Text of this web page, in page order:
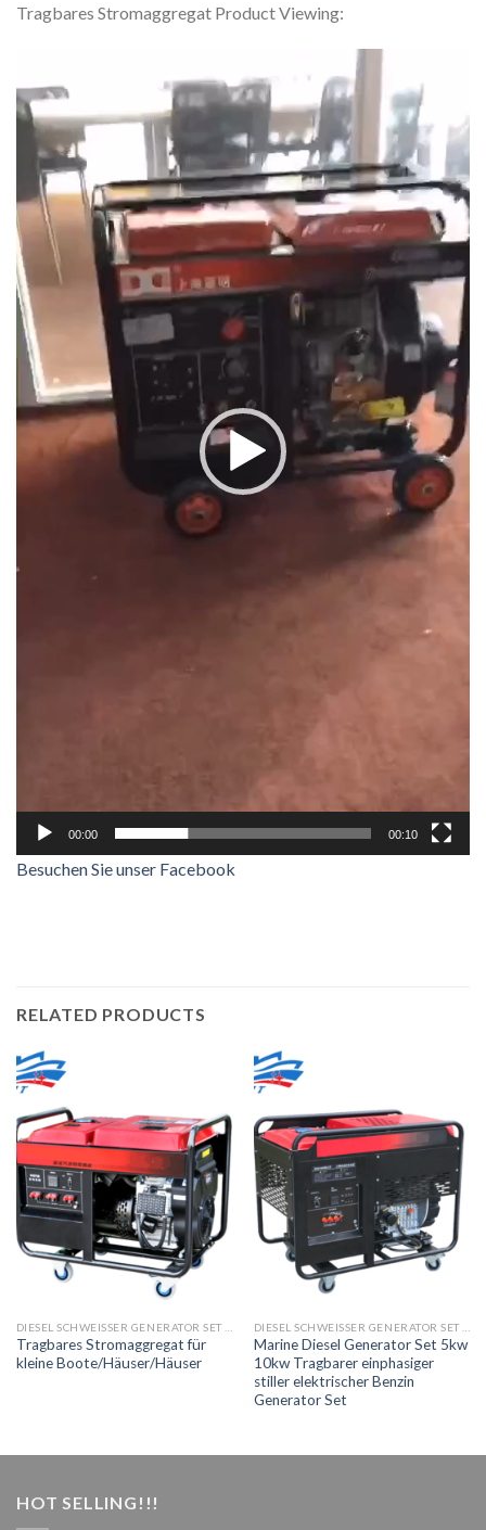
Tragbares Stromaggregat Product Viewing:
Player
00:00 00:10
Besuchen Sie unser Facebook
RELATED PRODUCTS
Tragbares Stromaggregat für
kleine Boote/Häuser/Häuser
Marine Diesel Generator Set 5kw
10kw Tragbarer einphasiger
stiller elektrischer Benzin
Generator Set
HOT SELLING!!!